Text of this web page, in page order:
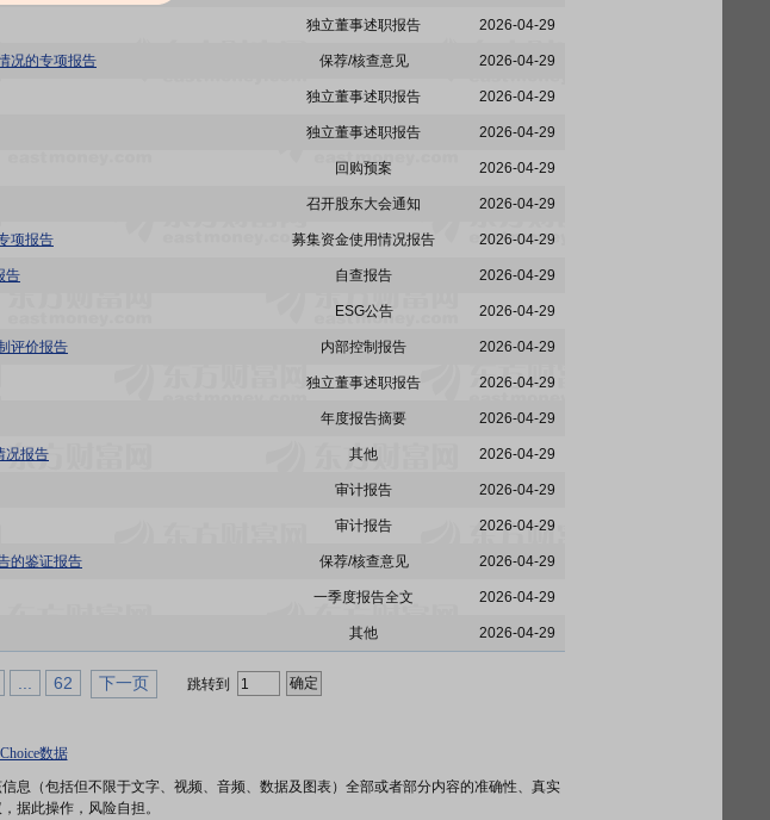
独立董事述职报告 2026-04-29
况的专项报告 保荐/核查意见 2026-04-29
独立董事述职报告 2026-04-29
独立董事述职报告 2026-04-29
回购预案 2026-04-29
召开股东大会通知 2026-04-29
项报告 募集资金使用情况报告 2026-04-29
告 自查报告 2026-04-29
ESG公告 2026-04-29
评价报告 内部控制报告 2026-04-29
独立董事述职报告 2026-04-29
年度报告摘要 2026-04-29
况报告 其他 2026-04-29
审计报告 2026-04-29
审计报告 2026-04-29
的鉴证报告 保荐/核查意见 2026-04-29
一季度报告全文 2026-04-29
其他 2026-04-29
62 下一页 跳转到
数据
息（包括但不限于文字、视频、音频、数据及图表）全部或者部分内容的准确性、真实
据此操作，风险自担。